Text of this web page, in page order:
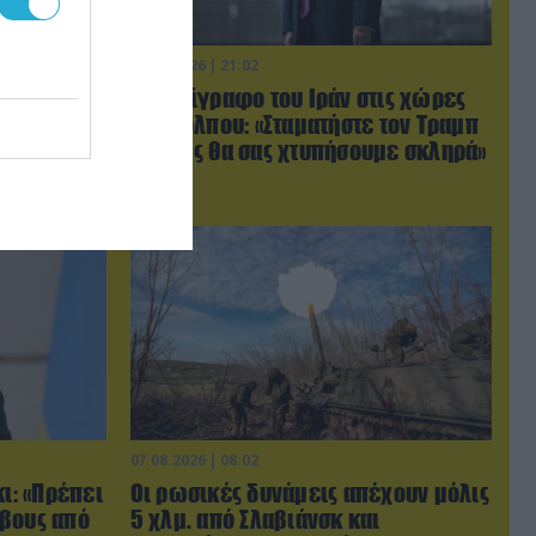
06.08.2026 | 21:02
Τελεσίγραφο του Ιράν στις χώρες
του Κόλπου: «Σταματήστε τον Τραμπ
αλλιώς θα σας χτυπήσουμε σκληρά»
«Πρέπει
από
07.08.2026 | 08:02
Οι ρωσικές δυνάμεις απέχουν μόλις
5 χλμ. από Σλαβιάνσκ και